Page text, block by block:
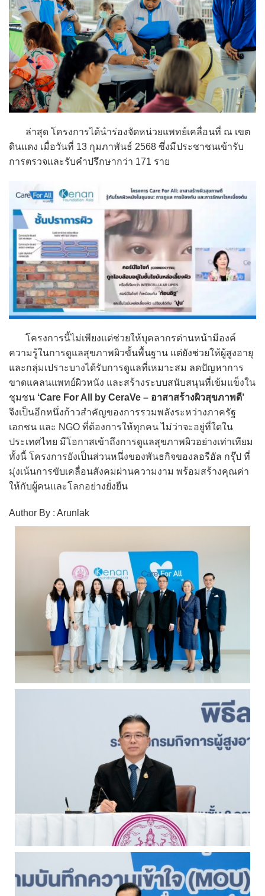
ล่าสุด โครงการได้นำร่องจัดหน่วยแพทย์เคลื่อนที่ ณ เขต
ดินแดง เมื่อวันที่ 13 กุมภาพันธ์ 2568 ซึ่งมีประชาชนเข้ารับ
การตรวจและรับคำปรึกษากว่า 171 ราย
โครงการนี้ไม่เพียงแต่ช่วยให้บุคลากรด่านหน้ามีองค์
ความรู้ในการดูแลสุขภาพผิวขั้นพื้นฐาน แต่ยังช่วยให้ผู้สูงอายุ
และกลุ่มเปราะบางได้รับการดูแลที่เหมาะสม ลดปัญหาการ
ขาดแคลนแพทย์ผิวหนัง และสร้างระบบสนับสนุนที่เข้มแข็งใน
ชุมชน ‘Care For All by CeraVe – อาสาสร้างผิวสุขภาพดี’
จึงเป็นอีกหนึ่งก้าวสำคัญของการรวมพลังระหว่างภาครัฐ
เอกชน และ NGO ที่ต้องการให้ทุกคน ไม่ว่าจะอยู่ที่ใดใน
ประเทศไทย มีโอกาสเข้าถึงการดูแลสุขภาพผิวอย่างเท่าเทียม
ทั้งนี้ โครงการยังเป็นส่วนหนึ่งของพันธกิจของลอรีอัล กรุ๊ป ที่
มุ่งเน้นการขับเคลื่อนสังคมผ่านความงาม พร้อมสร้างคุณค่า
ให้กับผู้คนและโลกอย่างยั่งยืน
Author By : Arunlak